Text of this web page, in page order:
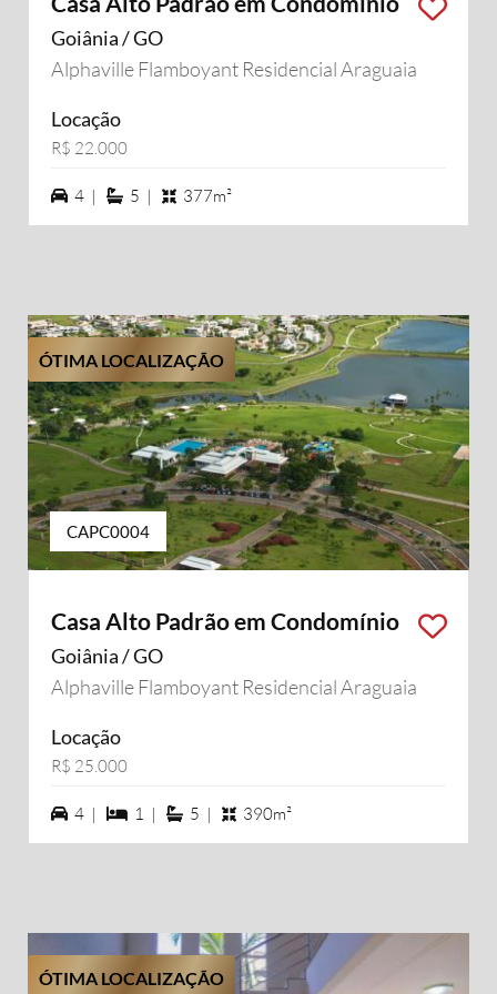
Goiânia / GO
Alphaville Flamboyant Residencial Araguaia
Locação
R$ 22.000
4 vagas na garagem
4 | 5 suítes
5 | 377m²
ÓTIMA LOCALIZAÇÃO
CAPC0004
Casa Alto Padrão em Condomínio
Goiânia / GO
Alphaville Flamboyant Residencial Araguaia
Locação
R$ 25.000
4 vagas na garagem
4 | 1 dormiórios
1 | 5 suítes
5 | 390m²
ÓTIMA LOCALIZAÇÃO